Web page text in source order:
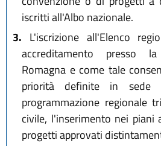
iscritti all'Albo nazionale.
3. L'iscrizione all'Elenco
accreditamento presso
Romagna e come tale
priorità definite in sede
programmazione regionale
civile, l'inserimento nei piani
progetti approvati